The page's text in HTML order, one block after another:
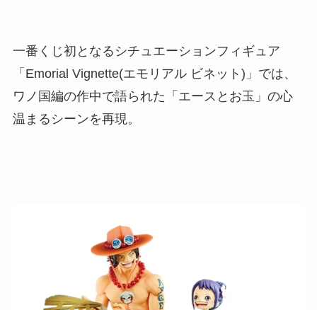
一番くじ初となるシチュエーションフィギュア
「Emorial Vignette(エモリアル ビネット)」では、
ワノ国編の作中で語られた「エースとお玉」の心
温まるシーンを再現。